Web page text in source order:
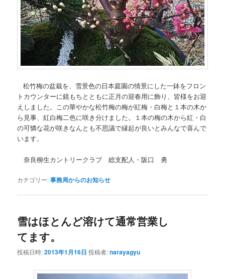
松竹梅の盆栽を、雪景色の日本庭園の情景にした一鉢をフロン
トカウンターに鏡もちとともに正月の迎春用に飾り、皆様をお迎
えしました。この華やかな松竹梅の梅が紅梅・白梅と１本の木か
ら見事、紅白梅二色に咲き分けました。１本の梅の木から紅・白
の可憐な花が咲きなんとも不思議で縁起が良いとみんなで喜んで
います。
奈良柳生カントリークラブ 総支配人・阪口 勇
カテゴリー:事務局からのお知らせ
雪はほとんど溶けて通常営業し
てます。
投稿日時:2013年1月16日 投稿者:narayagyu